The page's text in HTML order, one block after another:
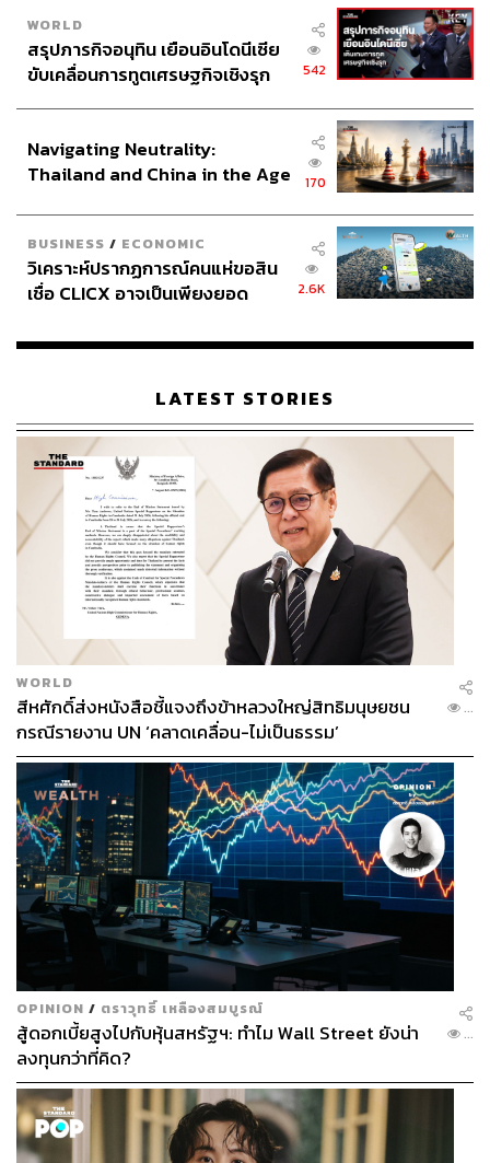
WORLD
สรุปภารกิจอนุทิน เยือนอินโดนีเซีย
ขับเคลื่อนการทูตเศรษฐกิจเชิงรุก
542
Navigating Neutrality:
Thailand and China in the Age
170
BUSINESS / ECONOMIC
วิเคราะห์ปรากฏการณ์คนแห่ขอสิน
เชื่อ CLICX อาจเป็นเพียงยอด
เรือนไทยที่ถูกซุกไว้
2.6K
LATEST STORIES
WORLD
สีหศักดิ์ส่งหนังสือชี้แจงถึงข้าหลวงใหญ่สิทธิมนุษยชน
กรณีรายงาน UN ‘คลาดเคลื่อน-ไม่เป็นธรรม’
...
OPINION / ตราวุทธิ์ เหลืองสมบูรณ์
สู้ดอกเบี้ยสูงไปกับหุ้นสหรัฐฯ: ทำไม Wall Street ยังน่า
ลงทุนกว่าที่คิด?
...